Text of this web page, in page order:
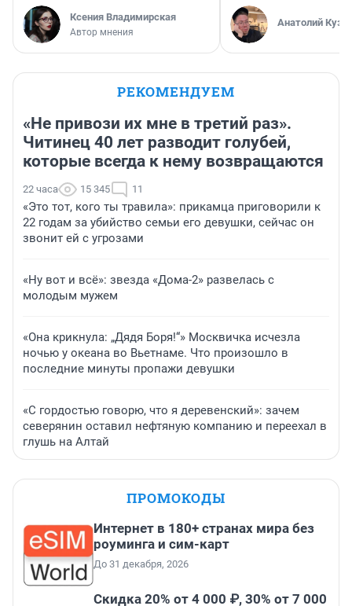
Ксения Владимирская
Автор мнения
Анатолий
РЕКОМЕНДУЕМ
«Не привози их мне в третий раз».
Читинец 40 лет разводит голубей,
которые всегда к нему возвращаются
22 часа 15 345 11
«Это тот, кого ты травила»: прикамца приговорили к
22 годам за убийство семьи его девушки, сейчас он
звонит ей с угрозами
«Ну вот и всё»: звезда «Дома-2» развелась с
молодым мужем
«Она крикнула: „Дядя Боря!“» Москвичка исчезла
ночью у океана во Вьетнаме. Что произошло в
последние минуты пропажи девушки
«С гордостью говорю, что я деревенский»: зачем
северянин оставил нефтяную компанию и переехал в
глушь на Алтай
ПРОМОКОДЫ
Интернет в 180+ странах мира без
роуминга и сим-карт
До 31 декабря, 2026
Скидка 20% от 4 000 ₽, 30% от 7 000